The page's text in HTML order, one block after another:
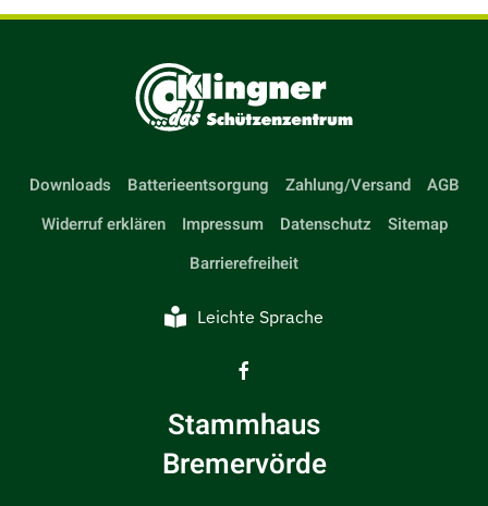
Downloads Batterieentsorgung Zahlung/Versand
AGB
Widerruf erklären
Impressum Datenschutz
Sitemap
Barrierefreiheit
Leichte Sprache
Stammhaus
Bremervörde